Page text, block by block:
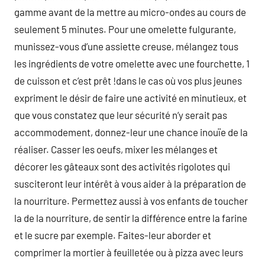
gamme avant de la mettre au micro-ondes au cours de
seulement 5 minutes. Pour une omelette fulgurante,
munissez-vous d’une assiette creuse, mélangez tous
les ingrédients de votre omelette avec une fourchette, 1
de cuisson et c’est prêt !dans le cas où vos plus jeunes
expriment le désir de faire une activité en minutieux, et
que vous constatez que leur sécurité n’y serait pas
accommodement, donnez-leur une chance inouïe de la
réaliser. Casser les oeufs, mixer les mélanges et
décorer les gâteaux sont des activités rigolotes qui
susciteront leur intérêt à vous aider à la préparation de
la nourriture. Permettez aussi à vos enfants de toucher
la de la nourriture, de sentir la différence entre la farine
et le sucre par exemple. Faites-leur aborder et
comprimer la mortier à feuilletée ou à pizza avec leurs